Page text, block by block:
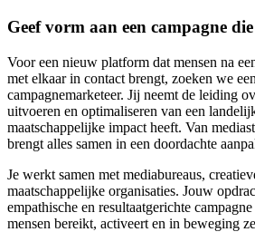
Geef vorm aan een campagne
Voor een nieuw platform dat mensen na
met elkaar in contact brengt, zoeken we
campagnemarketeer. Jij neemt de leiding
uitvoeren en optimaliseren van een
maatschappelijke impact heeft. Van
brengt alles samen in een doordachte
Je werkt samen met mediabureaus,
maatschappelijke organisaties. Jouw
empathische en resultaatgerichte
mensen bereikt, activeert en in beweging